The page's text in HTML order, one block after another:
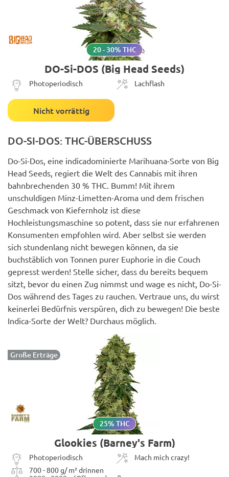
20 - 30% THC
DO-Si-DOS (Big Head Seeds)
Photoperiodisch Lachflash
Nicht vorrättig
DO-SI-DOS: THC-ÜBERSCHUSS
Do-Si-Dos, eine indicadominierte Marihuana-Sorte von Big
Head Seeds, regiert die Welt des Cannabis mit ihren
bahnbrechenden 30 % THC. Bumm! Mit ihrem
unschuldigen Minz-Limetten-Aroma und dem frischen
Geschmack von Kiefernholz ist diese
Hochleistungsmaschine so potent, dass sie nur erfahrenen
Konsumenten empfohlen wird. Aber selbst sie werden
sich stundenlang nicht bewegen können, da sie
buchstäblich von Tonnen purer Euphorie in die Couch
gepresst werden! Stelle sicher, dass du bereits bequem
sitzt, bevor du einen Zug nimmst und wage es nicht, Do-Si-
Dos während des Tages zu rauchen. Vertraue uns, du wirst
keinerlei Bedürfnis verspüren, dich zu bewegen! Die beste
Indica-Sorte der Welt? Durchaus möglich.
Große Erträge
25% THC
Glookies (Barney's Farm)
Photoperiodisch
Mach mich crazy!
700 - 800 g/ m² drinnen